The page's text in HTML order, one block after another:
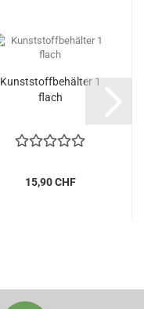
Kunststoffbehälter 1
flach
15,90 CHF